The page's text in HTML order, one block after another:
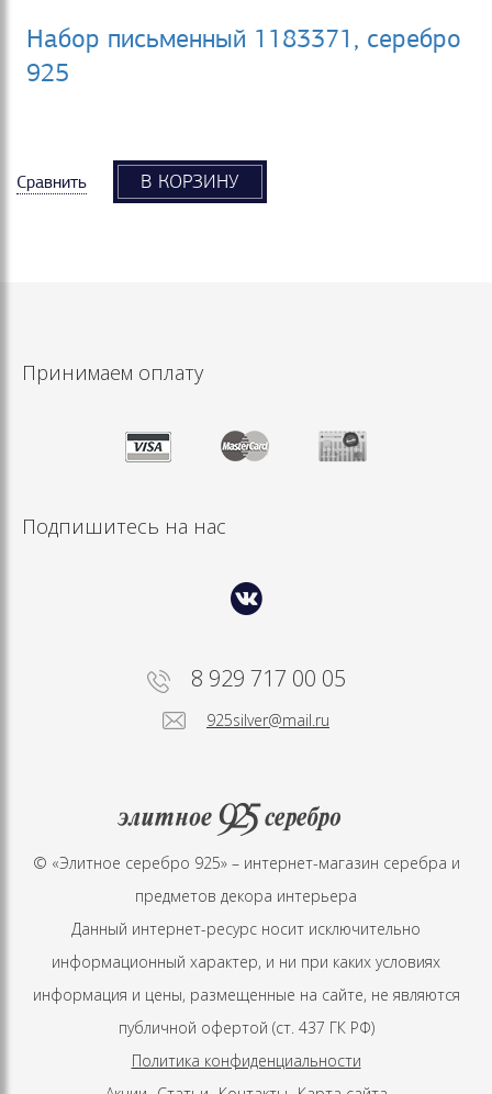
Набор письменный 1183371, серебро
925
Сравнить В КОРЗИНУ
Принимаем оплату
Подпишитесь на нас
8 929 717 00 05
925silver@mail.ru
© «Элитное серебро 925» – интернет-магазин серебра и
предметов декора интерьера
Данный интернет-ресурс носит исключительно
информационный характер, и ни при каких условиях
информация и цены, размещенные на сайте, не являются
публичной офертой (ст. 437 ГК РФ)
Политика конфиденциальности